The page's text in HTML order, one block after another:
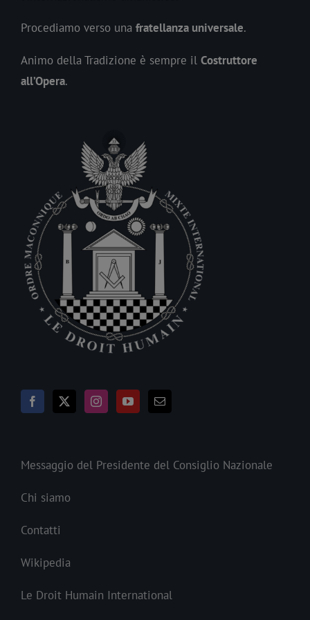
Procediamo verso una fratellanza universale.
Animo della Tradizione è sempre il Costruttore
all’Opera.
Messaggio del Presidente del Consiglio Nazionale
Chi siamo
Contatti
Wikipedia
Le Droit Humain International